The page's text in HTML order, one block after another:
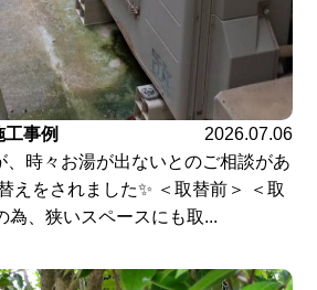
事例
2026.07.06
、時々お湯が出ないとのご相談があ
えをされました✨ ＜取替前＞ ＜取
為、狭いスペースにも取...